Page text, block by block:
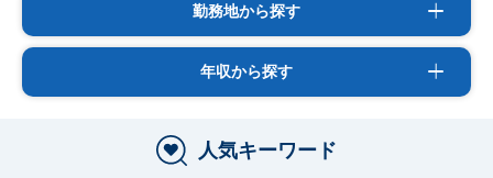
勤務地から探す
年収から探す
人気キーワード